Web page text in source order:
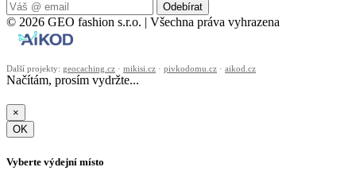
Odebírat
© 2026 GEO fashion s.r.o. | Všechna práva vyhrazena
Další projekty: geocaching.cz · mikisi.cz · pivkodomu.cz · aikod.cz
Načítám, prosím vydržte...
×
OK
Vyberte výdejní místo